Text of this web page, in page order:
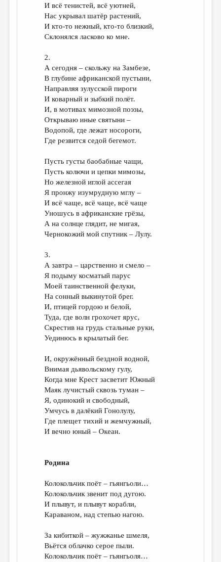
И всё тенистей, всё уютней,
Нас укрывал шатёр растений,
И кто-то нежный, кто-то близкий,
Склонялся ласково ко мне.
2.
А сегодня – скольжу на Замбезе,
В глубине африканской пустыни,
Направляя зулусской пироги
И коварный и зыбкий полёт.
И, в мотивах мимозной поэзы,
Открываю иные святыни –
Водопой, где лежат носороги,
Где резвится седой бегемот.
Пусть густы баобабные чащи,
Пусть колючи и цепки мимозы,
Но железной иглой ассегая
Я пронжу изумрудную мглу –
И всё чаще, всё чаще, всё чаще
Уношусь в африканские грёзы,
А на солнце глядит, не мигая,
Чернокожий мой спутник – Лулу.
3.
А завтра – царственно и смело –
Я подыму косматый парус
Моей таинственной фелуки,
На сонный выкинутой брег.
И, птицей гордою и белой,
Туда, где волн грохочет ярус,
Скрестив на грудь стальные руки,
Уединюсь в крылатый бег.
И, окружённый бездной водной,
Внимая дьявольскому гулу,
Когда мне Крест засветит Южный
Маяк лучистый сквозь туман –
Я, одинокий и свободный,
Умчусь в далёкий Гонолулу,
Где плещет тихий и жемчужный,
И вечно юный – Океан.
Родина
Колокольчик поёт – гьянгьоли…
Колокольчик звенит под дугою.
И плывут, и плывут корабли,
Караваном, над степью нагою.
За кибиткой – жужжанье шмеля,
Вьётся облачко серое пыли.
Колокольчик поёт – гьянгьоля…